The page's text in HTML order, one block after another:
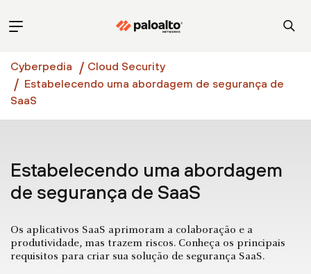
Cyberpedia
Cloud Security
Estabelecendo uma abordagem de segurança de
SaaS
Estabelecendo uma abordagem
de segurança de SaaS
Os aplicativos SaaS aprimoram a colaboração e a
produtividade, mas trazem riscos. Conheça os principais
requisitos para criar sua solução de segurança SaaS.